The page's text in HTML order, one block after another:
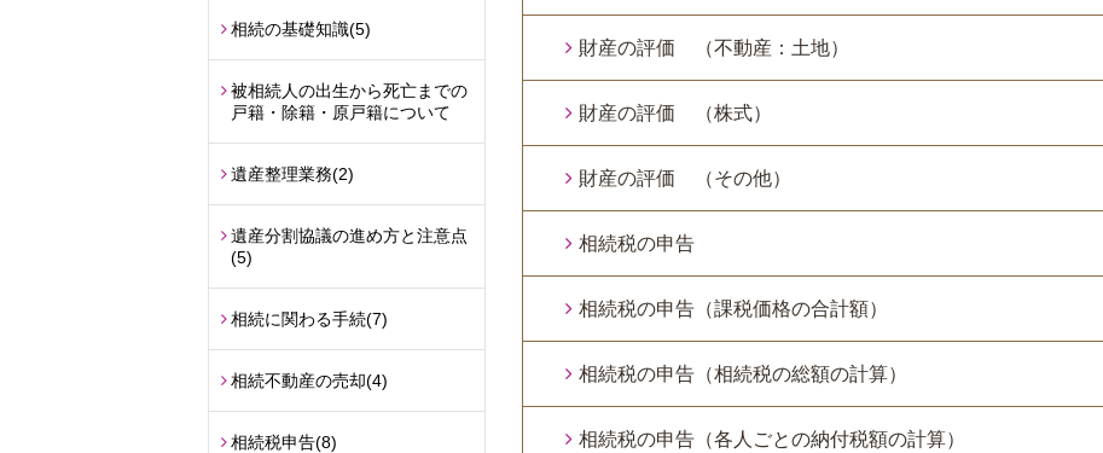
財産の評価 （不動産：土地）
財産の評価 （株式）
財産の評価 （その他）
相続税の申告
相続税の申告（課税価格の合計額）
相続税の申告（相続税の総額の計算）
相続税の申告（各人ごとの納付税額の計算）
相続の基礎知識(5)
被相続人の出生から死亡までの
戸籍・除籍・原戸籍について
遺産整理業務(2)
遺産分割協議の進め方と注意点
(5)
相続に関わる手続(7)
相続不動産の売却(4)
相続税申告(8)